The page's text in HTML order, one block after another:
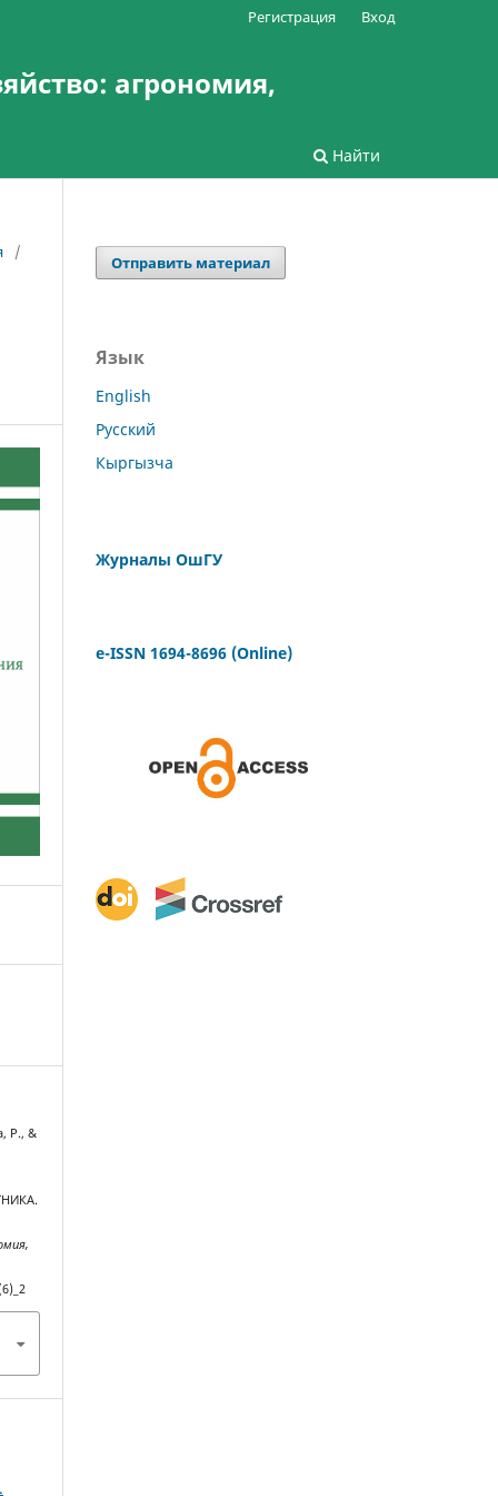
агрономия,
Найти
Регистрация Вход
/
Р., &
Отправить материал
Язык
English
Русский
Кыргызча
Журналы ОшГУ
e-ISSN 1694-8696 (Online)